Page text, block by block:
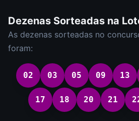
Dezenas Sorteadas na
As dezenas sorteadas no
foram:
02 03 05 09 13
17 18 20 21